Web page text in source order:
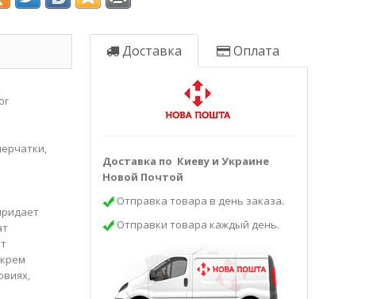
Доставка Оплата
Доставка по Киеву и Украине
Новой Почтой
Отправка товара в день заказа.
Отправки товара каждый день.